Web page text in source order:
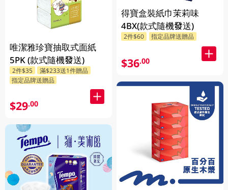
唯潔雅珍寶抽取式面紙
5PK (款式隨機發送)
2件$35
滿$233送1件贈品
指定品牌送贈品
$29.00
得寶盒裝紙巾茉莉味
4BX(款式隨機發送)
2件$60 指定品牌送贈品
$36.00